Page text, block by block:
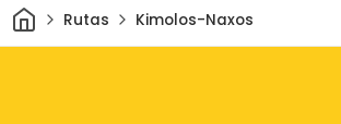
InicioRutas Kimolos-Naxos